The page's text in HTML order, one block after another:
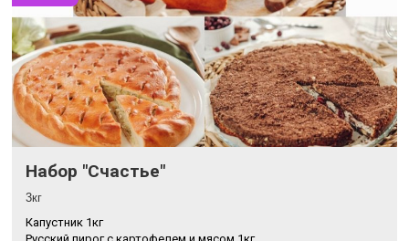
Набор "Счастье"
3кг
Капустник 1кг